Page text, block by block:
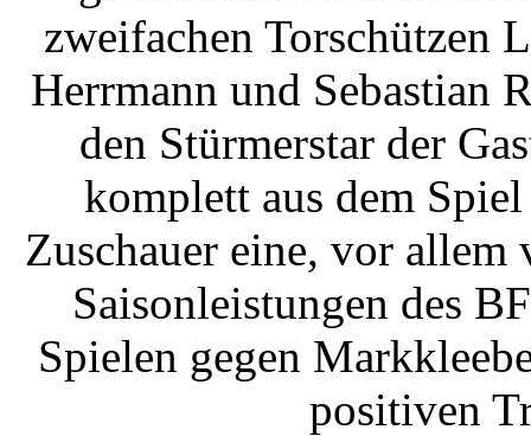
zweifachen Torschützen
Herrmann und Sebastian
den Stürmerstar der
komplett aus dem
Zuschauer eine, vor allem
Saisonleistungen des
Spielen gegen
positiven